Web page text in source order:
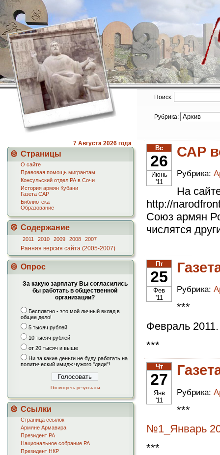
Поиск:
Рубрика:
7 Августа 2026 года
Страницы
О сайте
Правовая помощь мигрантам
Консульский отдел РА в Сочи
История армян Кубани
Газета САР
Библиотека
Образование
Содержание
2011 2010 2009 2008 2007
Ранняя версия сайта (2005-2007)
Опрос
За какую зарплату Вы согласились
бы работать в общественной
организации?
Бесплатно - это мой личный вклад в
общее дело!
5 тысяч рублей
10 тысяч рублей
от 20 тысяч и выше
Ни за какие деньги не буду работать на
политический имидж чужого "дяди"!
Посмотреть результаты
Ссылки
Страница ссылок
Армяне Армавира
Президент РА
Национальное собрание РА
Президент НКР
Вс
26
Июнь
'11
САР
Рубрика:
На
http://
Союз армян
числятся
Пт
25
Фев
'11
Рубрика:
***
Февраль
***
Чт
27
Янв
'11
Рубрика:
***
№1_Январь
***